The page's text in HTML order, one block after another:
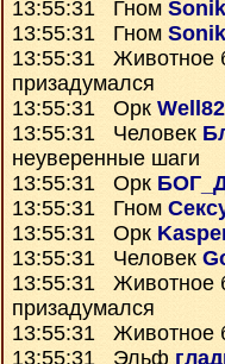
13:55:31 Гном
13:55:31 Гном
13:55:31 Животное
призадумался
13:55:31 Орк
13:55:31 Человек
неуверенные шаги
13:55:31 Орк
13:55:31 Гном
13:55:31 Орк
13:55:31 Человек
13:55:31 Животное
призадумался
13:55:31 Животное
13:55:31 Эльф